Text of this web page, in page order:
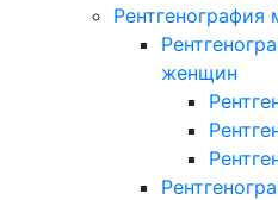
Рентгенография
женщин